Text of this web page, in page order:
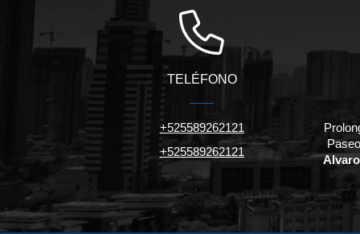
TELÉFONO
+525589262121
+525589262121